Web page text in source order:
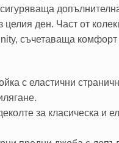
целия ден. Част от
съчетаваща
с еластични
за класическа и